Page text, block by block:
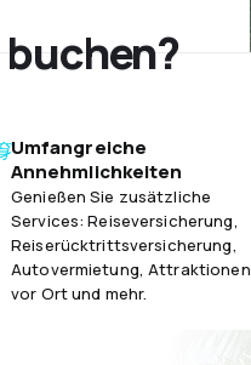
Umfangreiche
Annehmlichkeiten
Genießen Sie zusätzliche
Services: Reiseversicherung,
Reiserücktrittsversicherung,
Autovermietung, Attraktionen
vor Ort und mehr.